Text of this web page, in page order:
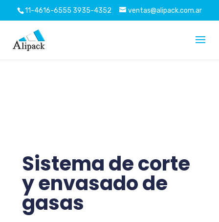
Pegue también este código inmediatamente después
de la etiqueta de apertura:
11-4616-6555 3935-4352 ventas@alipack.com.ar
Sistema de corte
y envasado de
gasas